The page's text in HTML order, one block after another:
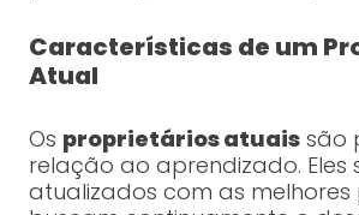
Características de um
Atual
Os proprietários atuaissão
relação ao aprendizado. Eles
atualizados com as melhores